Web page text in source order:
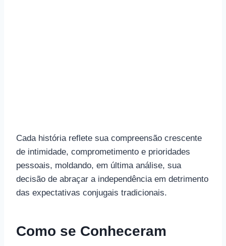
Cada história reflete sua compreensão crescente
de intimidade, comprometimento e prioridades
pessoais, moldando, em última análise, sua
decisão de abraçar a independência em detrimento
das expectativas conjugais tradicionais.
Como se Conheceram